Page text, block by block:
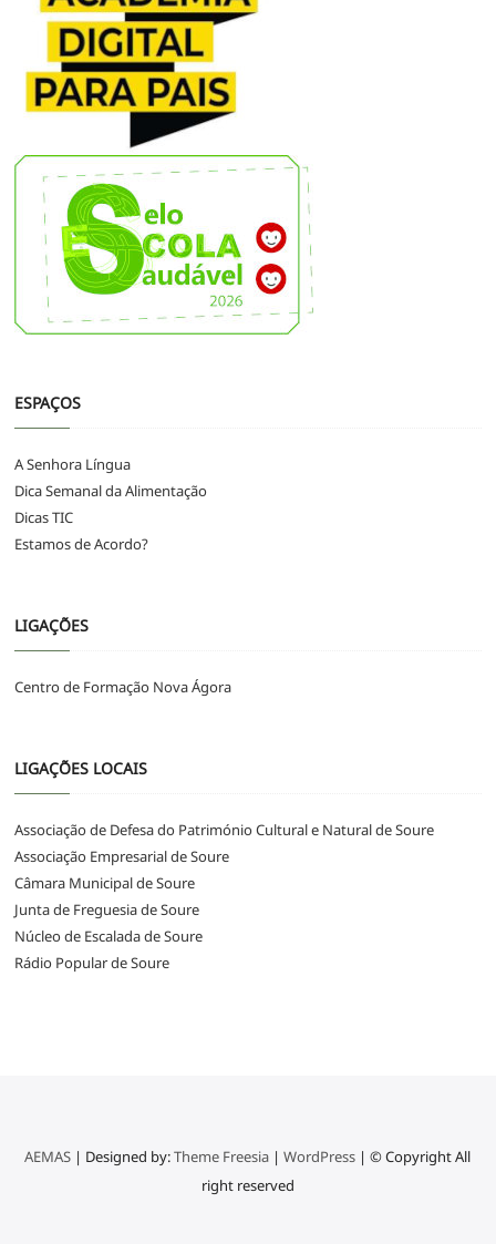
ESPAÇOS
A Senhora Língua
Dica Semanal da Alimentação
Dicas TIC
Estamos de Acordo?
LIGAÇÕES
Centro de Formação Nova Ágora
LIGAÇÕES LOCAIS
Associação de Defesa do Património Cultural e Natural de Soure
Associação Empresarial de Soure
Câmara Municipal de Soure
Junta de Freguesia de Soure
Núcleo de Escalada de Soure
Rádio Popular de Soure
AEMAS | Designed by:Theme Freesia |WordPress | © Copyright All
right reserved